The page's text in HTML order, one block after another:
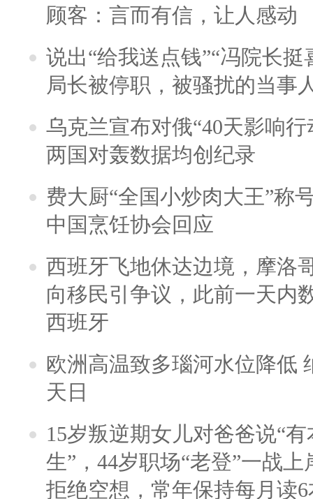
顾客：言而有信，让人感动
说出“给我送点钱”“冯院长
局长被停职，被骚扰的当事
乌克兰宣布对俄“40天影响
两国对轰数据均创纪录
费大厨“全国小炒肉大王”称
中国烹饪协会回应
西班牙飞地休达边境，摩洛
向移民引争议，此前一天内
西班牙
欧洲高温致多瑙河水位降低
天日
15岁叛逆期女儿对爸爸说“
生”，44岁职场“老登”一战上
拒绝空想，常年保持每月读